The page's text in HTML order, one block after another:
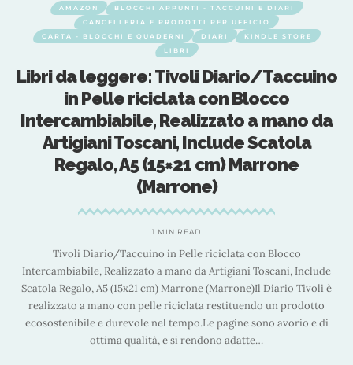
BLOCCHI APPUNTI - TACCUINI E DIARI
CANCELLERIA E PRODOTTI PER UFFICIO
CARTA - BLOCCHI E QUADERNI
DIARI
KINDLE STORE
LIBRI
Libri da leggere: MOONSTER® Diario in
Pelle Vintage, 240 Pagine in Cotone
Tree Free Bordi Grezzi, Libro delle
Ombre Deckle Edge Journal, Diario
Vintage Artigianale, Agenda Bianca
18x13cm
6 MIN READ
Descrizione prodotto UN REGALO SENTITO E STIMOLANTE CHE
RIPAGA SEMPRE Questo taccuino in pelle rustica è il compagno di
scrittura perfetto per gli amanti dei diari e per chiunque abbia una
passione per gli oggetti con uno stile antico o vintage. Il diario è
caratterizzato da una particolare copertina rilegata…